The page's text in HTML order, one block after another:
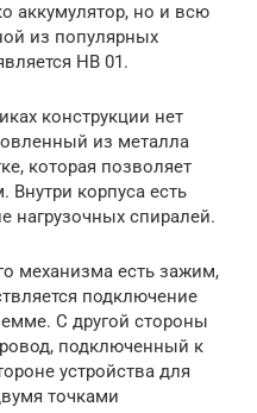
аккумулятор, но и всю
из популярных
НВ 01.
конструкции нет
из металла
которая позволяет
Внутри корпуса есть
нагрузочных спиралей.
механизма есть зажим,
подключение
С другой стороны
подключенный к
устройства для
точками